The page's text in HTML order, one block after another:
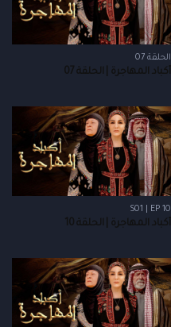
الحلقة 07
أكباد المهاجرة | الحلقة 07
S01 | EP 10
أكباد المهاجرة | الحلقة 10